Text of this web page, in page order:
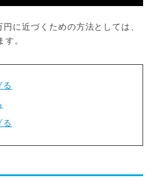
に近づくための方法としては、
す。
る
る